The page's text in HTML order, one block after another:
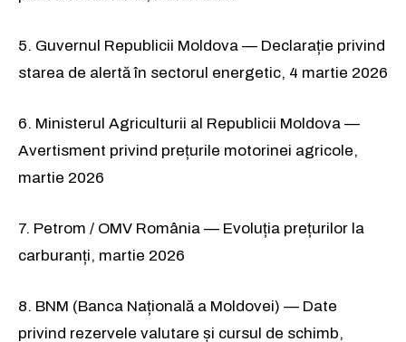
5. Guvernul Republicii Moldova — Declarație privind
starea de alertă în sectorul energetic, 4 martie 2026
6. Ministerul Agriculturii al Republicii Moldova —
Avertisment privind prețurile motorinei agricole,
martie 2026
7. Petrom / OMV România — Evoluția prețurilor la
carburanți, martie 2026
8. BNM (Banca Națională a Moldovei) — Date
privind rezervele valutare și cursul de schimb,